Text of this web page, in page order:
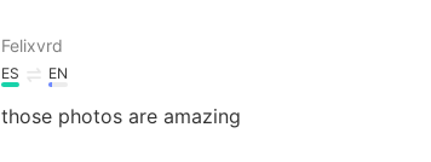
Felixvrd
ES EN
those photos are amazing